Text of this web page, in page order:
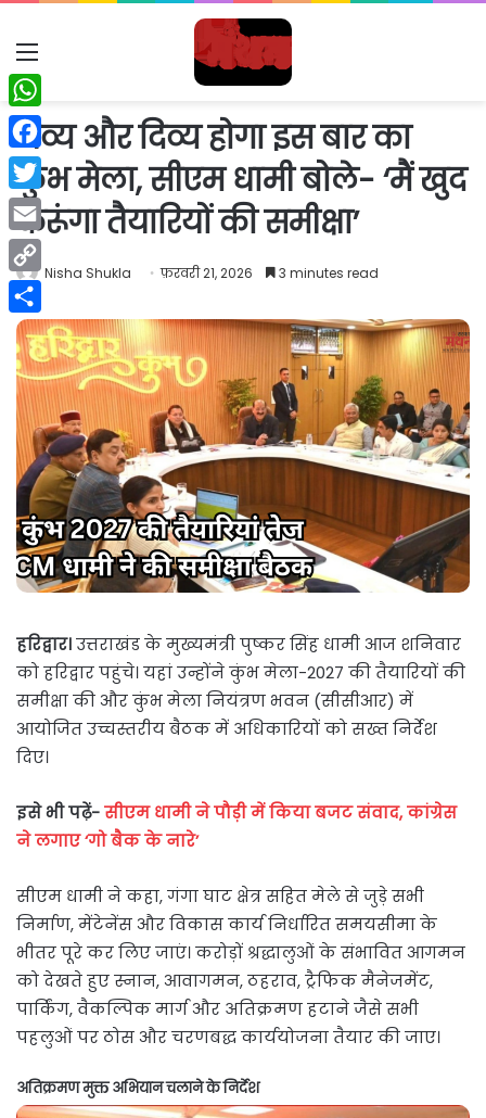
Menu
भव्य और दिव्य होगा इस बार का
कुंभ मेला, सीएम धामी बोले- ‘मैं खुद
करूंगा तैयारियों की समीक्षा’
Nisha Shukla फ़रवरी 21, 2026 3 minutes read
हरिद्वार।उत्तराखंड के मुख्यमंत्री पुष्कर सिंह धामी आज शनिवार
को हरिद्वार पहुंचे। यहां उन्होंने कुंभ मेला-2027 की तैयारियों की
समीक्षा की और कुंभ मेला नियंत्रण भवन (सीसीआर) में
आयोजित उच्चस्तरीय बैठक में अधिकारियों को सख्त निर्देश
दिए।
इसे भी पढ़ें-सीएम धामी ने पौड़ी में किया बजट संवाद, कांग्रेस
ने लगाए ‘गो बैक के नारे’
सीएम धामी ने कहा, गंगा घाट क्षेत्र सहित मेले से जुड़े सभी
निर्माण, मेंटेनेंस और विकास कार्य निर्धारित समयसीमा के
भीतर पूरे कर लिए जाएं। करोड़ों श्रद्धालुओं के संभावित आगमन
को देखते हुए स्नान, आवागमन, ठहराव, ट्रैफिक मैनेजमेंट,
पार्किंग, वैकल्पिक मार्ग और अतिक्रमण हटाने जैसे सभी
पहलुओं पर ठोस और चरणबद्ध कार्ययोजना तैयार की जाए।
अतिक्रमण मुक्त अभियान चलाने के निर्देश
WhatsApp
Facebook
Twitter
Email
Copy
Link
Share